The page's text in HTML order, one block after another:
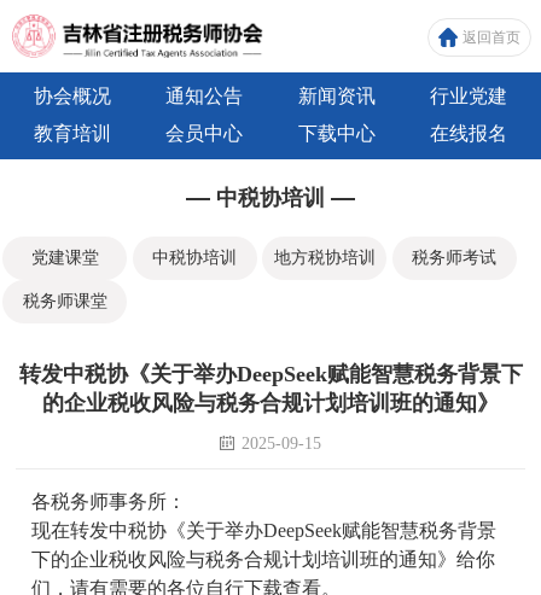
返回首页
协会概况 通知公告 新闻资讯
行业党建
教育培训
会员中心 下载中心 在线报名
中税协培训
党建课堂 中税协培训 地方税协培训 税务师考试
税务师课堂
转发中税协《关于举办DeepSeek赋能智慧税务背景下
的企业税收风险与税务合规计划培训班的通知》
2025-09-15
各税务师事务所：
现在转发中税协《关于举办DeepSeek赋能智慧税务背景
下的企业税收风险与税务合规计划培训班的通知》给你
们，请有需要的各位自行下载查看。